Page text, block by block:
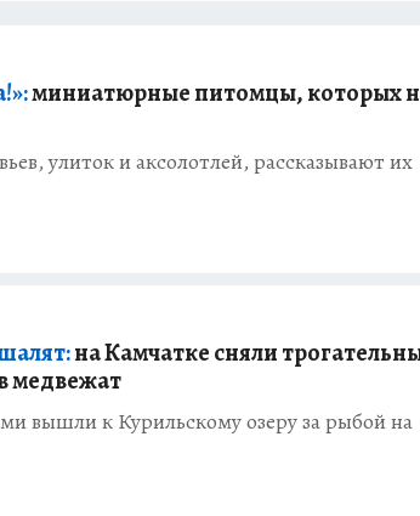
миниатюрные питомцы, которых
улиток и аксолотлей, рассказывают их
на Камчатке сняли
медвежат
вышли к Курильскому озеру за рыбой на